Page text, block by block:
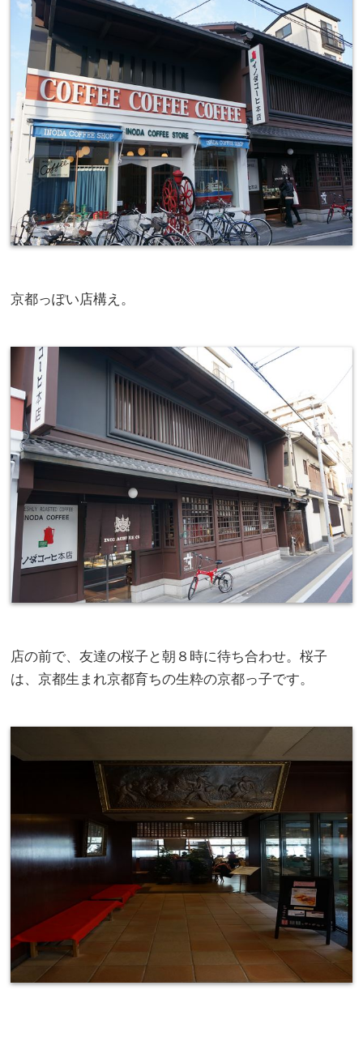
京都っぽい店構え。
店の前で、友達の桜子と朝８時に待ち合わせ。桜子
は、京都生まれ京都育ちの生粋の京都っ子です。